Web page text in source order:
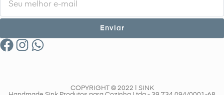
Enviar
COPYRIGHT © 2022 | SINK